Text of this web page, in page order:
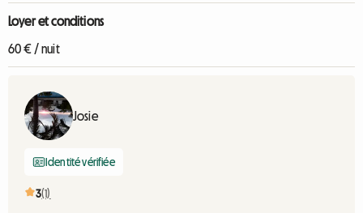
Loyer et conditions
60 € / nuit
Josie
Identité vérifiée
3(1)